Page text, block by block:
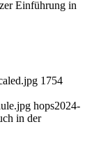
Einführung in
1754
hops2024-
in der